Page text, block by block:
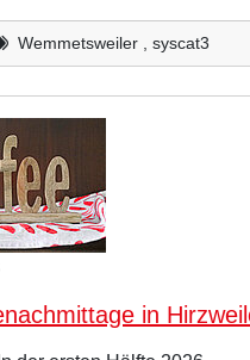
Wemmetsweiler , syscat3
in